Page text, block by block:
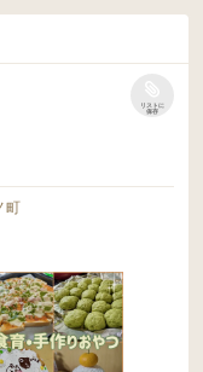
リストに
保存
町